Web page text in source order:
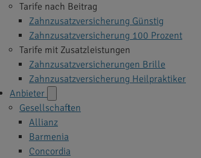
Tarife nach Beitrag
Zahnzusatzversicherung Günstig
Zahnzusatzversicherung 100 Prozent
Tarife mit Zusatzleistungen
Zahnzusatzversicherungen Brille
Zahnzusatzversicherung Heilpraktiker
Anbieter
Gesellschaften
Allianz
Barmenia
Concordia